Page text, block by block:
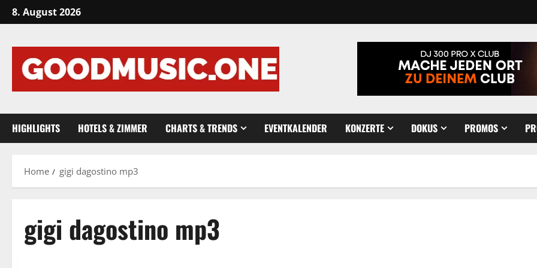
Skip
to
8. August 2026
HIGHLIGHTS HOTELS & ZIMMER CHARTS & TRENDS EVENTKALENDER KONZERTE DOKUS PROMOS
Home gigi dagostino mp3
gigi dagostino mp3